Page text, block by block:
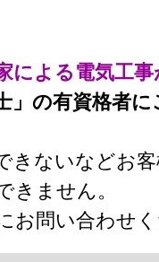
による電気工
」の有資格者
きないなどお
きません。
お問い合わせ